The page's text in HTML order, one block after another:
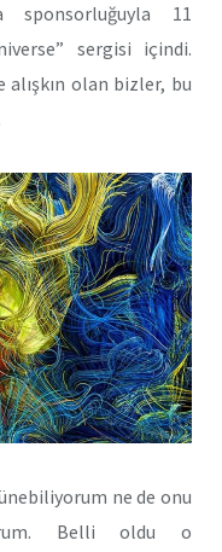
sponsorluğuyla 11
sergisi içindi.
olan bizler, bu
ne de onu
Belli oldu o